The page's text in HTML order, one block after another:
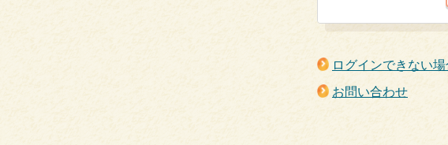
ログインできない
お問い合わせ